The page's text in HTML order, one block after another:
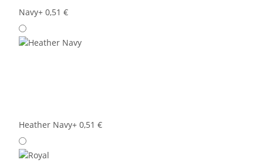
Navy+ 0,51 €
Heather Navy+ 0,51 €